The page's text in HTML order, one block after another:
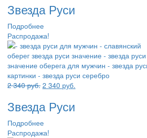
составляла
6
422 руб..
Звезда Руси
Подробнее
Распродажа!
2 340руб. Первоначальная
составляла
2
340 руб..
2 340 руб.
Звезда Руси
Подробнее
Распродажа!